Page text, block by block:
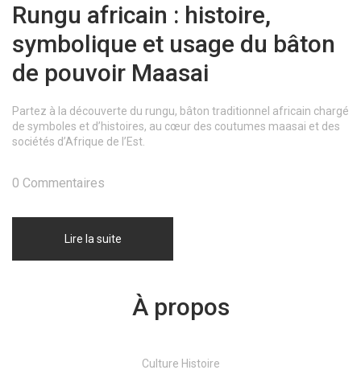
Rungu africain : histoire,
symbolique et usage du bâton
de pouvoir Maasai
Partez à la découverte du rungu, bâton traditionnel africain chargé
de symboles et d’histoires, au cœur des coutumes maasai et des
sociétés d’Afrique de l’Est.
Lire la suite
0 Commentaires
À propos
Culture Histoire